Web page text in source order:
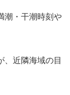
潮・干潮時刻や
、近隣海域の目